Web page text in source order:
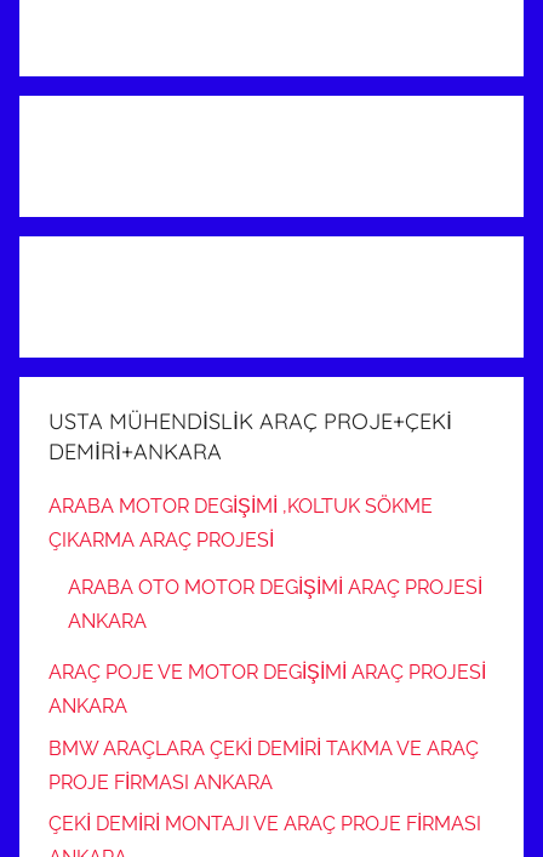
USTA MÜHENDİSLİK ARAÇ PROJE+ÇEKİ
DEMİRİ+ANKARA
ARABA MOTOR DEGİŞİMİ ,KOLTUK SÖKME
ÇIKARMA ARAÇ PROJESİ
ARABA OTO MOTOR DEGİŞİMİ ARAÇ PROJESİ
ANKARA
ARAÇ POJE VE MOTOR DEGİŞİMİ ARAÇ PROJESİ
ANKARA
BMW ARAÇLARA ÇEKİ DEMİRİ TAKMA VE ARAÇ
PROJE FİRMASI ANKARA
ÇEKİ DEMİRİ MONTAJI VE ARAÇ PROJE FİRMASI